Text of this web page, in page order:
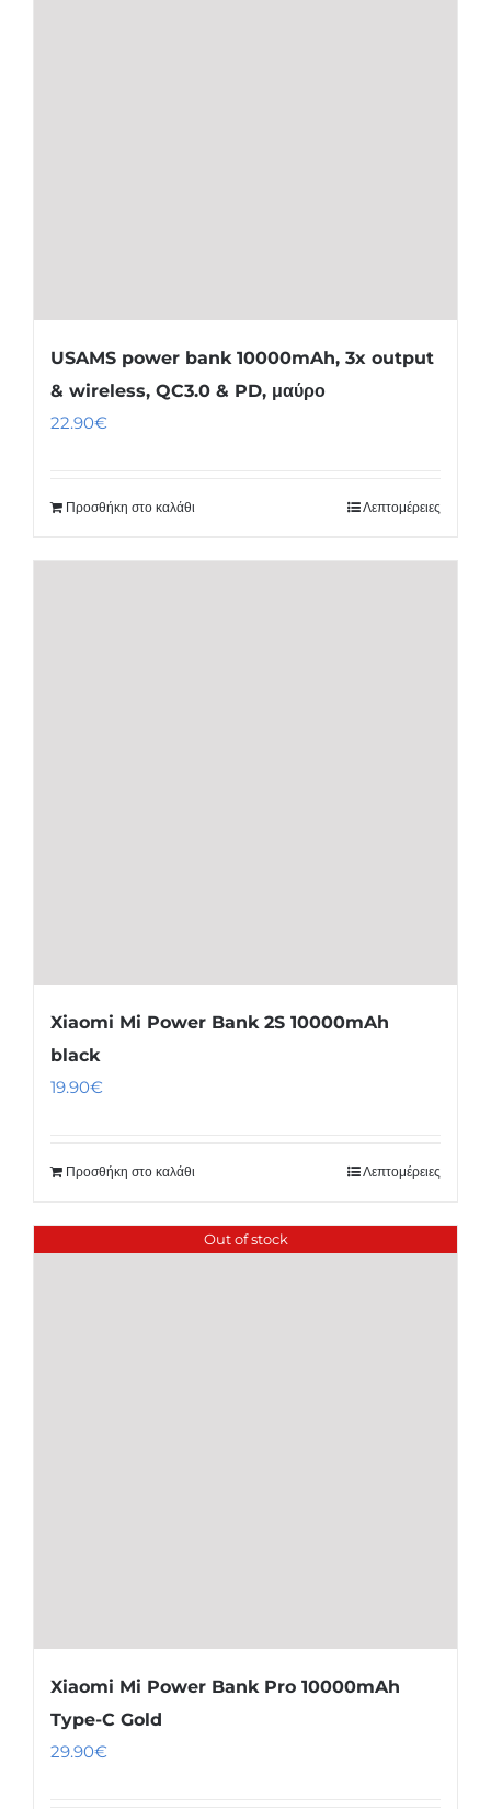
USAMS power bank 10000mAh, 3x output
& wireless, QC3.0 & PD, μαύρο
22.90€
Προσθήκη στο καλάθι Λεπτομέρειες
Xiaomi Mi Power Bank 2S 10000mAh
black
19.90€
Προσθήκη στο καλάθι Λεπτομέρειες
Out of stock
Xiaomi Mi Power Bank Pro 10000mAh
Type-C Gold
29.90€